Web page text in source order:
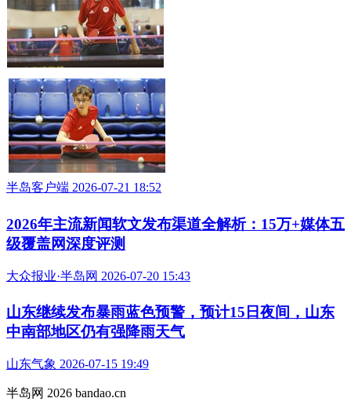
半岛客户端 2026-07-21 18:52
2026年主流新闻软文发布渠道全解析：15万+媒体五
级覆盖网深度评测
大众报业·半岛网 2026-07-20 15:43
山东继续发布暴雨蓝色预警，预计15日夜间，山东
中南部地区仍有强降雨天气
山东气象 2026-07-15 19:49
半岛网 2026 bandao.cn